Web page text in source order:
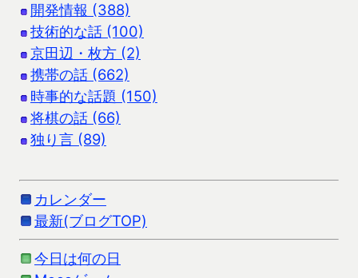
開発情報 (388)
技術的な話 (100)
京田辺・枚方 (2)
携帯の話 (662)
時事的な話題 (150)
将棋の話 (66)
独り言 (89)
カレンダー
最新(ブログTOP)
今日は何の日